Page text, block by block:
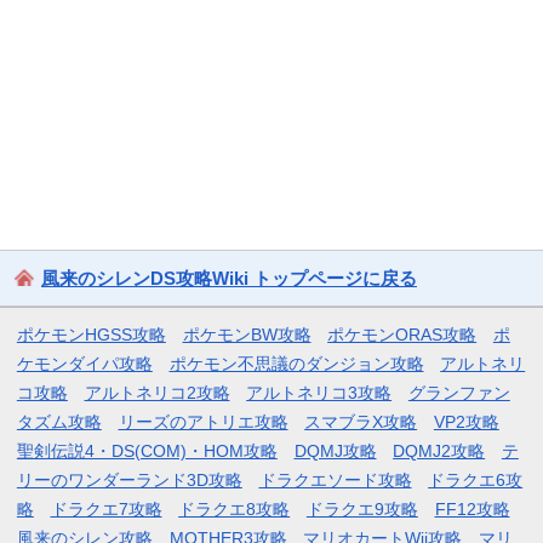
風来のシレンDS攻略Wiki トップページに戻る
ポケモンHGSS攻略 ポケモンBW攻略 ポケモンORAS攻略
ポ
ケモンダイパ攻略
ポケモン不思議のダンジョン攻略
アルトネリ
コ攻略
アルトネリコ2攻略 アルトネリコ3攻略
グランファン
タズム攻略
リーズのアトリエ攻略 スマブラX攻略
VP2攻略
聖剣伝説4・DS(COM)・HOM攻略
DQMJ攻略 DQMJ2攻略
テ
リーのワンダーランド3D攻略
ドラクエソード攻略
ドラクエ6攻
略
ドラクエ7攻略 ドラクエ8攻略 ドラクエ9攻略
FF12攻略
風来のシレン攻略
MOTHER3攻略 マリオカートWii攻略 マリ